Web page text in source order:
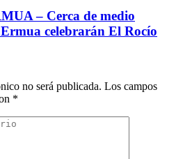
– Cerca de medio
celebrarán El Rocío
no será publicada. Los campos
*